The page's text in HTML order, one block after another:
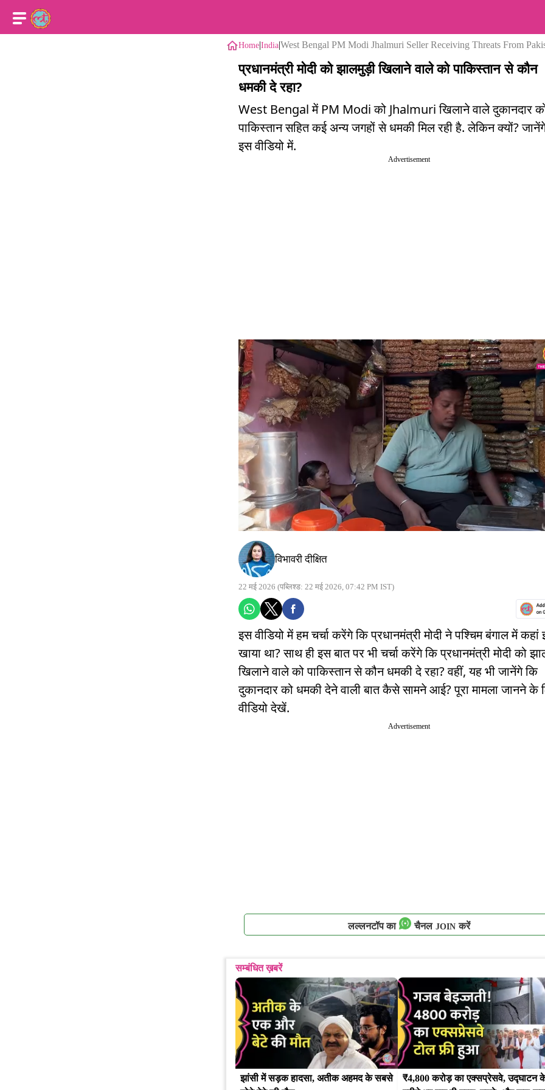
Home|India|West Bengal PM Modi Jhalmuri Seller Receiving Threats From
प्रधानमंत्री मोदी को झालमुड़ी खिलाने वाले को पाकिस्तान से कौन
धमकी दे रहा?
West Bengal में PM Modi को Jhalmuri खिलाने वाले दुकानदार
पाकिस्तान सहित कई अन्य जगहों से धमकी मिल रही है. लेकिन क्यों?
इस वीडियो में.
Advertisement
विभावरी दीक्षित
22 मई 2026 (पब्लिश्ड: 22 मई 2026, 07:42 PM IST)
इस वीडियो में हम चर्चा करेंगे कि प्रधानमंत्री मोदी ने पश्चिम बंगाल में कहां
खाया था? साथ ही इस बात पर भी चर्चा करेंगे कि प्रधानमंत्री मोदी को
खिलाने वाले को पाकिस्तान से कौन धमकी दे रहा? वहीं, यह भी जानेंगे कि
दुकानदार को धमकी देने वाली बात कैसे सामने आई? पूरा मामला जानने के
वीडियो देखें.
Advertisement
लल्लनटॉप का चैनल JOIN करें
सम्बंधित ख़बरें
झांसी में सड़क हादसा, अतीक अहमद के सबसे
₹4,800 करोड़ का एक्सप्रेसवे, उद्घाटन